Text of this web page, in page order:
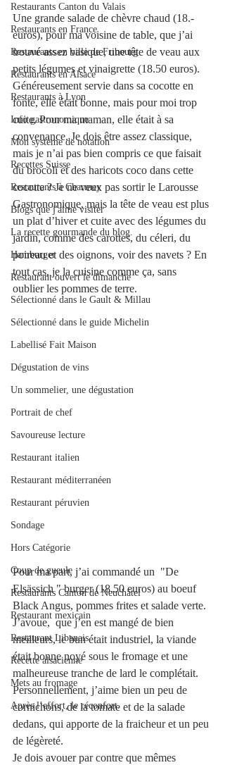
Restaurants Canton du Valais
Restaurants en France
Restaurants en ville de Fribourg
Restaurants en Alsace
Restaurants à Lyon
Info gastronomique
Mon système de notation
Recettes Suisse
Restaurants à Charmey
Blogs que j'aime visiter
La recette gourmande du blog.
Hamburger
Restaurant ouvert le dimanche
Sélectionné dans le Gault & Millau
Sélectionné dans le guide Michelin
Labellisé Fait Maison
Dégustation de vins
Un sommelier, une dégustation
Portrait de chef
Savoureuse lecture
Restaurant italien
Restaurant méditerranéen
Restaurant péruvien
Sondage
Hors Catégorie
Coup de gueule
Restaurants Canton de Neuchâtel
Restaurant mexicain
Restaurant Libanais
Recette alsacienne
Mets au fromage
Après l’effort, le réconfort.
Une grande salade de chèvre chaud (18.-
euros), pour ma voisine de table, que j’ai
trouvé assez basique, une tête de veau aux
petits légumes et vinaigrette (18.50 euros).
Généreusement servie dans sa cocotte en
fonte, elle était bonne, mais pour moi trop
cuite. Pour ma maman, elle était à sa
convenance. Je dois être assez classique,
mais je n’ai pas bien compris ce que faisait
du brocoli et des haricots coco dans cette
cocotte ? Je ne veux pas sortir le Larousse
Gastronomique, mais la tête de veau est plus
un plat d’hiver et cuite avec des légumes du
jardin, comme des carottes, du céleri, du
poireau et des oignons, voir des navets ? En
tout cas, je la cuisine comme ça, sans
oublier les pommes de terre.
Pour ma part, j’ai commandé un  "De
Elsässich " burger (18.50 euros) au boeuf
Black Angus, pommes frites et salade verte.
J’avoue,  que j’en est mangé de bien
meilleurs, le bun était industriel, la viande
était bonne noyé sous le fromage et une
malheureuse tranche de lard le complétait.
Personnellement, j’aime bien un peu de
cornichons, de la tomate et de la salade
dedans, qui apporte de la fraicheur et un peu
de légèreté.
Je dois avouer par contre que mêmes